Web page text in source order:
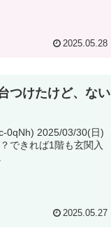
2025.05.28
つけたけど、ない
03/30(日)
2025.05.27